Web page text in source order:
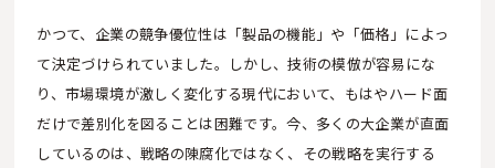
かつて、企業の競争優位性は「製品の機能」や「価格」によっ
て決定づけられていました。しかし、技術の模倣が容易にな
り、市場環境が激しく変化する現代において、もはやハード面
だけで差別化を図ることは困難です。今、多くの大企業が直面
しているのは、戦略の陳腐化ではなく、その戦略を実行する